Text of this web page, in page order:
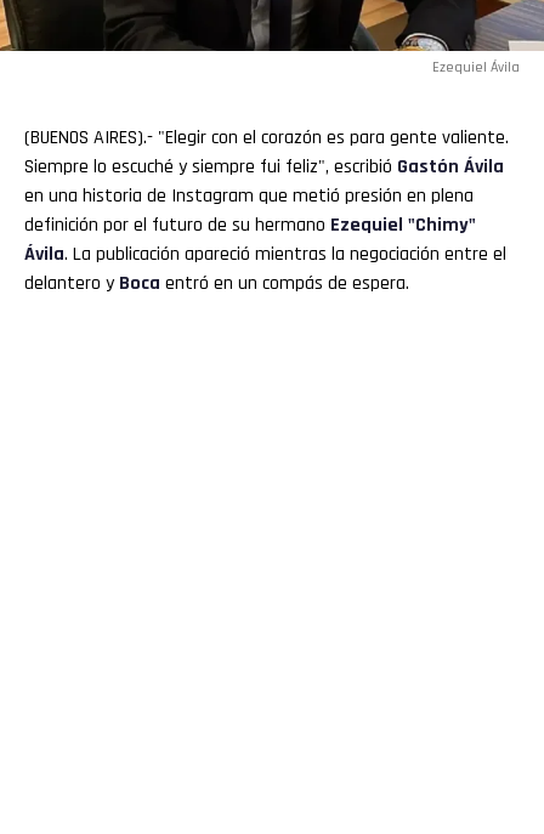
Ezequiel Ávila
(BUENOS AIRES).- "Elegir con el corazón es para gente valiente.
Siempre lo escuché y siempre fui feliz", escribió Gastón Ávila
en una historia de Instagram que metió presión en plena
definición por el futuro de su hermano Ezequiel "Chimy"
Ávila. La publicación apareció mientras la negociación entre el
delantero y Boca entró en un compás de espera.